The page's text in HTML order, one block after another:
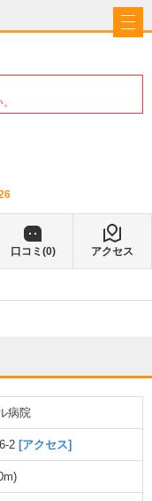
口コミ(0) アクセス
病院
2 [アクセス]
)